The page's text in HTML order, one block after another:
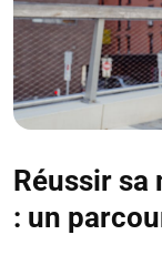
Réussir
: un